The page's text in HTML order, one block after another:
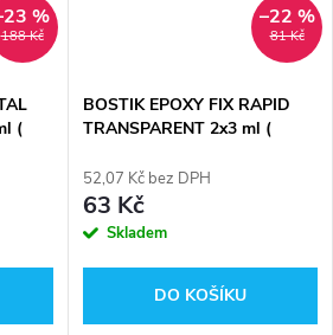
188 Kč
%
(
81 Kč
–22 %
BOSTIK EPOXY FIX RAPID
TRANSPARENT 2x3 ml (
52,07 Kč bez DPH
63 Kč
Skladem
DO KOŠÍKU